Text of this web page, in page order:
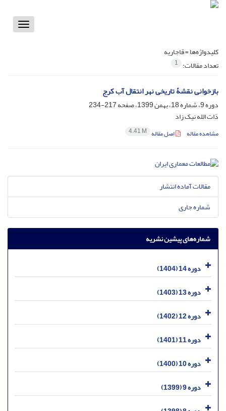
Toggle
کلیدواژه‌ها =قاجاریه
تعداد مقالات: 1
بازخوانی نقشۀ تاریخی نهر انتقال آب کرج
دوره 9، شماره 18، بهمن 1399، صفحه
217-234
ذات الله نیک زاد
مشاهده مقاله اصل مقاله 4.41 M
مقالات آماده انتشار
شماره جاری
شماره‌های پیشین نشریه
دوره 14 (1404)
دوره 13 (1403)
دوره 12 (1402)
دوره 11 (1401)
دوره 10 (1400)
دوره 9 (1399)